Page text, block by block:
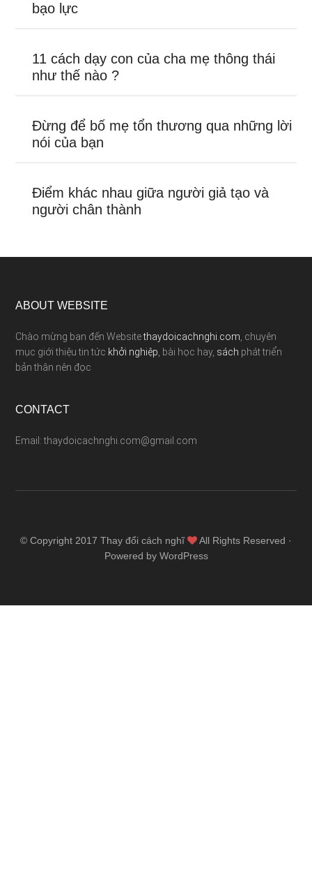
bạo lực
11 cách dạy con của cha mẹ thông thái
như thế nào ?
Đừng để bố mẹ tổn thương qua những lời
nói của bạn
Điểm khác nhau giữa người giả tạo và
người chân thành
ABOUT WEBSITE
Chào mừng bạn đến Websitethaydoicachnghi.com , chuyên
mục giới thiệu tin tức khởi nghiệp , bài học hay, sách phát triển
bản thân nên đọc
CONTACT
Email: thaydoicachnghi.com@gmail.com
© Copyright 2017 Thay đổi cách nghĩ
All Rights Reserved ·
Powered by WordPress